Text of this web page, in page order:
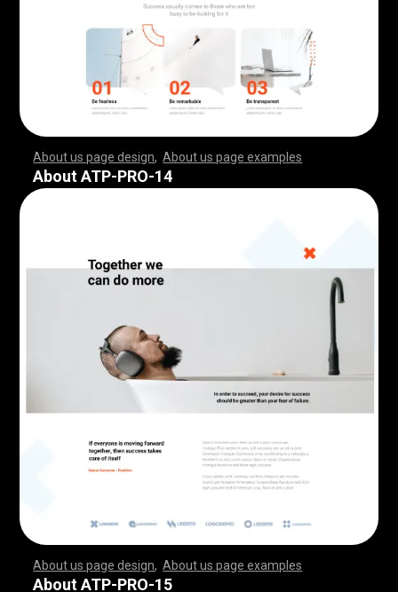
About us page design ,About us page examples
,,,,,,,,,,,,,,,,,,,,,,,, ,,,,,,,,,,,,,,,,,,,,,,,,,,,
,,,,,,,,,,,,,,,,,,,,,,,, ,,,,,,,,,,,,,,,,,,,,,,,,,,,
,,,,,,,,,,,,,,,,,,,,,,,, ,,,,,,,,,,,,,,,,,,,,,,,,,,,
,,,,,,,,,,,,,,,,,,,,,,,, ,,,,,,,,,,,,,,,,,,,,,,,,,,,
,,,,,,,,,,,,,,,,,,,,,,,, ,,,,,,,,,,,,,,,,,,,,,,,,,,,
,,,,,,,,,,,,,,,,,,,,,,,, ,,,,,,,,,,,,,,,,,,,,,,,,,,,
,,,,,,,,,,,,,,,,,,,,,,,, ,,,,,,,,,,,,,,,,,,,,,,,,,,,
,,,,,,,,,,,,,,,,,,,,,,,, ,,,,,,,,,,,,
About ATP-PRO-14
About us page design ,About us page examples
,,,,,,,,,,,,,,,,,,,,,,,, ,,,,,,,,,,,,,,,,,,,,,,,,,,,
,,,,,,,,,,,,,,,,,,,,,,,, ,,,,,,,,,,,,,,,,,,,,,,,,,,,
,,,,,,,,,,,,,,,,,,,,,,,, ,,,,,,,,,,,,,,,,,,,,,,,,,,,
,,,,,,,,,,,,,,,,,,,,,,,, ,,,,,,,,,,,,,,,,,,,,,,,,,,,
,,,,,,,,,,,,,,,,,,,,,,,, ,,,,,,,,,,,,,,,,,,,,,,,,,,,
,,,,,,,,,,,,,,,,,,,,,,,, ,,,,,,,,,,,,,,,,,,,,,,,,,,,
,,,,,,,,,,,,,,,,,,,,,,,, ,,,,,,,,,,,,,,,,,,,,,,,,,,,
,,,,,,,,,,,,,,,,,,,,,,,, ,,,,,,,,,,,,
About ATP-PRO-15